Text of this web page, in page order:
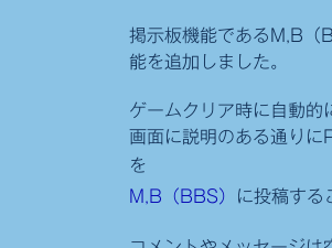
掲示板機能であるM,B（
能を追加しました。
ゲームクリア時に自動的
画面に説明のある通りに
を
M,B（BBS）
に投稿する